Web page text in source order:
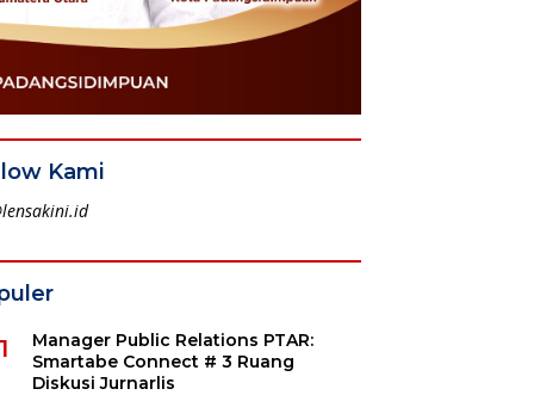
Kami
Manager Public Relations PTAR:
Smartabe Connect # 3 Ruang
Diskusi Jurnarlis